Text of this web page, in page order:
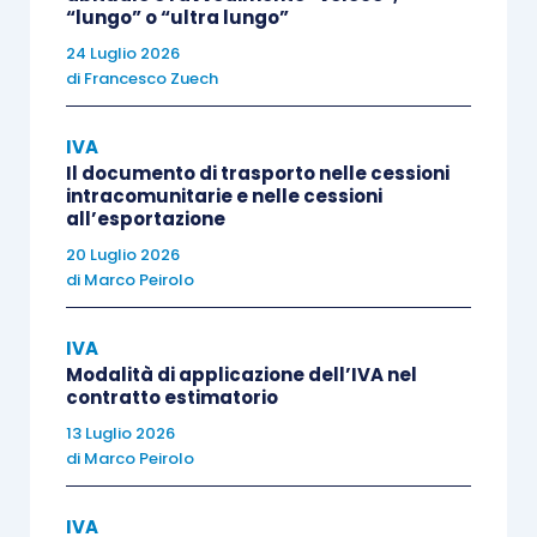
intermediazione addebitata al cliente, ed
eventualmente ricevere una commissione
dall’agenzia viaggi che agisce come
Per l’acquisto e successiva rivendita di
biglietteria aerea le norme di riferimento sono gli
articolo 7-quater
articolo 9 del D.P.R. 633/1972: sono tassati, ai
fini Iva, in Italia i trasporti di passeggeri che si
eseguonointegralmente sul territorio nazionale
mentre itrasporti internazionali
rilevanti in Italia solo per la parte effettuata sul
“lungo” o “ultra lungo”
24 Luglio 2026
di Francesco Zuech
IVA
Il documento di trasporto nelle cessioni
intracomunitarie e nelle cessioni
all’esportazione
20 Luglio 2026
di Marco Peirolo
IVA
Modalità di applicazione dell’IVA nel
contratto estimatorio
13 Luglio 2026
di Marco Peirolo
IVA